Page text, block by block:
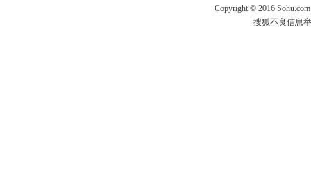
Copyright © 2016
搜狐不良信息